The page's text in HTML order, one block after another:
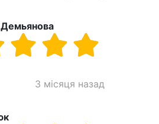
3 місяця назад